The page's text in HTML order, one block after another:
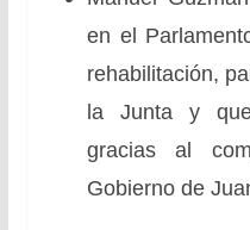
en el
rehabilitación,
la Junta y
gracias al
Gobierno de